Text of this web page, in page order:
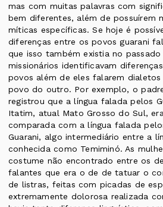
mas com muitas palavras com
bem diferentes, além de possuírem
míticas específicas. Se hoje é
diferenças entre os povos guarani
que isso também existia no
missionários identificavam
povos além de eles falarem
povo do outro. Por exemplo, o
registrou que a língua falada pelos
Itatim, atual Mato Grosso do Sul,
comparada com a língua falada
Guarani, algo intermediário entre a
conhecida como Temiminó. As
costume não encontrado entre os
falantes que era o de de tatuar o
de listras, feitas com picadas de
extremamente dolorosa realizada